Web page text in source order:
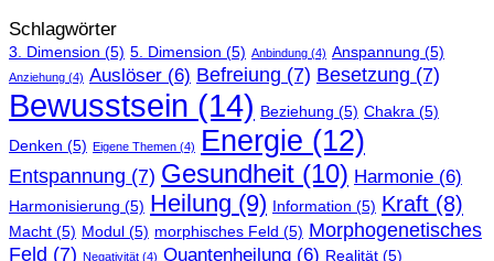
Schlagwörter
3. Dimension (5) 5. Dimension (5) Anbindung (4) Anspannung (5)
Anziehung (4) Auslöser (6) Befreiung (7) Besetzung (7)
Bewusstsein (14) Beziehung (5) Chakra (5)
Denken (5) Eigene Themen (4) Energie (12)
Entspannung (7) Gesundheit (10) Harmonie (6)
Harmonisierung (5) Heilung (9) Information (5) Kraft (8)
Macht (5) Modul (5) morphisches Feld (5) Morphogenetisches
Feld (7) Negativität (4) Quantenheilung (6) Realität (5)